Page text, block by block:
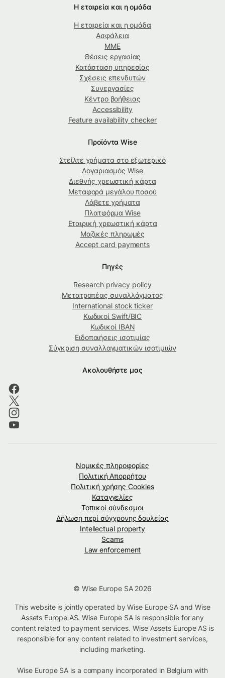
Η εταιρεία και η ομάδα
Η εταιρεία και η ομάδα
Ασφάλεια
ΜΜΕ
Θέσεις εργασίας
Κατάσταση υπηρεσίας
Σχέσεις επενδυτών
Συνεργασίες
Κέντρο βοήθειας
Accessibility
Feature availability checker
Προϊόντα Wise
Στείλτε χρήματα στο εξωτερικό
Λογαριασμός Wise
Διεθνής χρεωστική κάρτα
Μεταφορά μεγάλου ποσού
Λάβετε χρήματα
Πλατφόρμα Wise
Εταιρική χρεωστική κάρτα
Μαζικές πληρωμές
Accept card payments
Πηγές
Research privacy policy
Μετατροπέας συναλλάγματος
International stock ticker
Κωδικοί Swift/BIC
Κωδικοί IBAN
Ειδοποιήσεις ισοτιμίας
Σύγκριση συναλλαγματικών ισοτιμιών
Ακολουθήστε μας
Νομικές πληροφορίες
Πολιτική Απορρήτου
Πολιτική χρήσης Cookies
Καταγγελίες
Τοπικοί σύνδεσμοι
Δήλωση περί σύγχρονης δουλείας
Intellectual property
Scams
Law enforcement
© Wise Europe SA 2026
This website is jointly operated by Wise Europe SA and Wise
Assets Europe AS. Wise Europe SA is responsible for any
content related to payment services. Wise Assets Europe AS is
responsible for any content related to investment services,
including marketing.
Wise Europe SA is a company incorporated in Belgium with